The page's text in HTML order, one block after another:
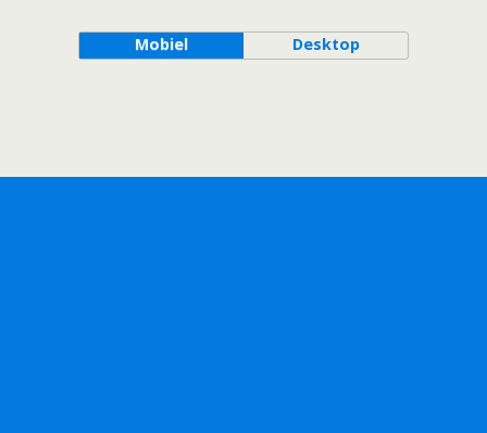
Mobiel Desktop